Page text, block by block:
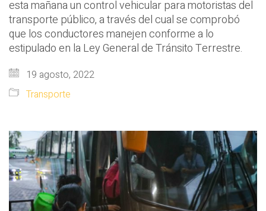
esta mañana un control vehicular para motoristas del
transporte público, a través del cual se comprobó
que los conductores manejen conforme a lo
estipulado en la Ley General de Tránsito Terrestre.
19 agosto, 2022
Transporte